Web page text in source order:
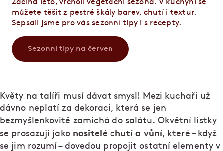
Začíná léto, vrcholí vegetační sezóna. V kuchyni se
můžete těšit z pestré škály barev, chutí i textur.
Sepsali jsme pro vás sezonní tipy i s recepty.
Sezonní tipy na červen
Květy na talíři musí dávat smysl! Mezi kuchaři už
dávno neplatí za dekoraci, která se jen
bezmyšlenkovitě zamíchá do salátu. Okvětní lístky
se prosazují jako nositelé chutí a vůní, které – když
se jim rozumí – dovedou propojit ostatní elementy v